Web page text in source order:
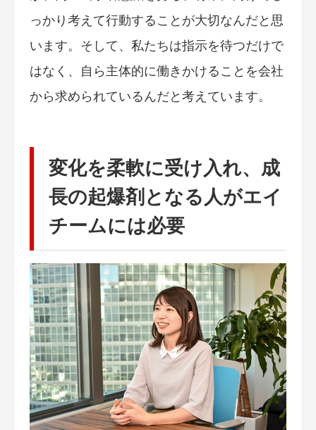
っかり考えて行動することが大切なんだと思
います。そして、私たちは指示を待つだけで
はなく、自ら主体的に働きかけることを会社
から求められているんだと考えています。
変化を柔軟に受け入れ、成
長の起爆剤となる人がエイ
チームには必要